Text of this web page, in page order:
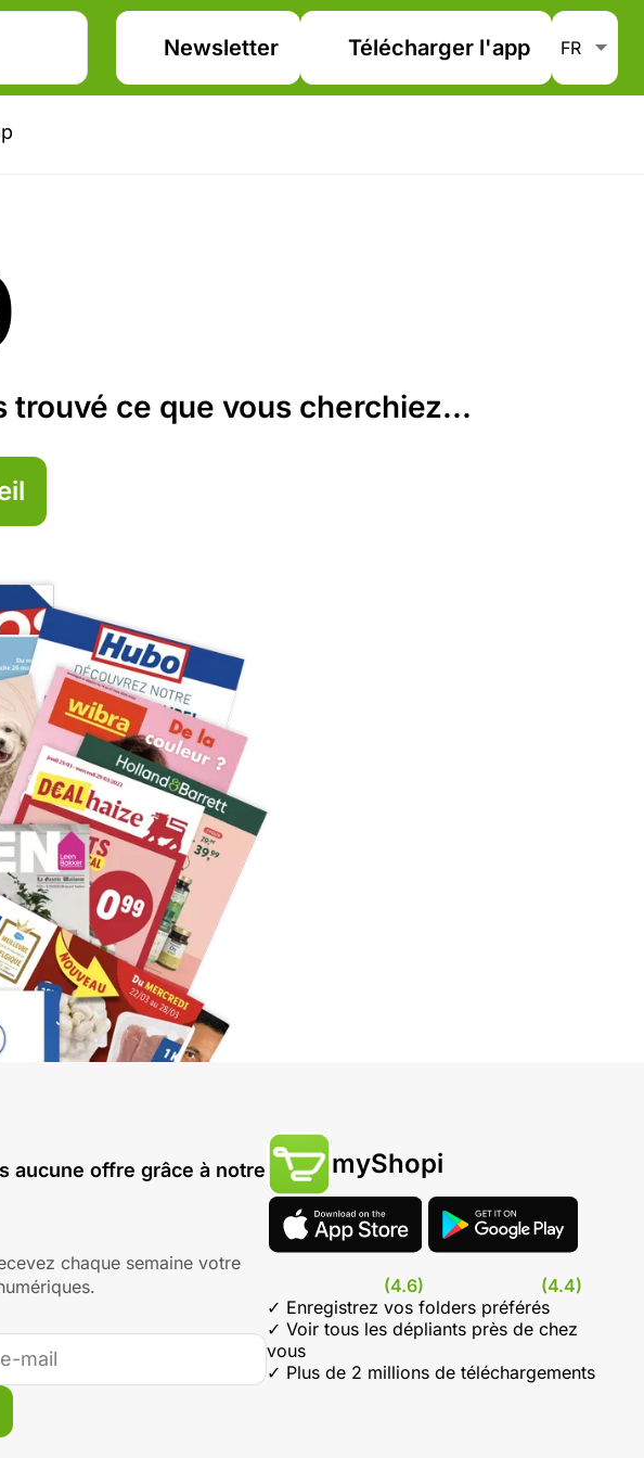
Newsletter Télécharger l'app
trouvé ce que vous cherchiez...
aucune offre grâce à notre
chaque semaine votre
myShopi
(4.6)
(4.4)
✓ Enregistrez vos folders préférés
✓ Voir tous les dépliants près de chez
vous
✓ Plus de 2 millions de téléchargements